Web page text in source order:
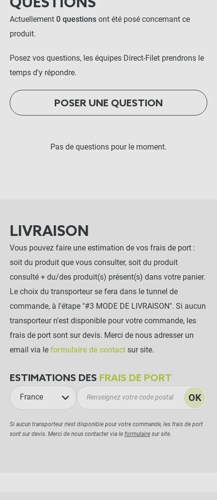
Actuellement 0 questions ont été posé concernant ce
produit.
Posez vos questions, les équipes Direct-Filet prendrons le
temps d'y répondre.
POSER UNE QUESTION
Pas de questions pour le moment.
LIVRAISON
Vous pouvez faire une estimation de vos frais de port :
soit du produit que vous consulter, soit du produit
consulté + du/des produit(s) présent(s) dans votre panier.
Le choix du transporteur se fera dans le tunnel de
commande, à l'étape "#3 MODE DE LIVRAISON". Si aucun
transporteur n'est disponible pour votre commande, les
frais de port sont sur devis. Merci de nous adresser un
email via le formulaire de contact sur site.
ESTIMATIONS DES FRAIS DE PORT
France OK
Si aucun transporteur n'est disponible pour votre commande, les frais de port
sont sur devis. Merci de nous contacter via le formulaire sur site.